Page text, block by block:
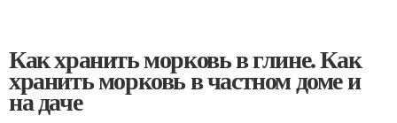
Как хранить морковь в глине. Как
хранить морковь в частном доме и
на даче